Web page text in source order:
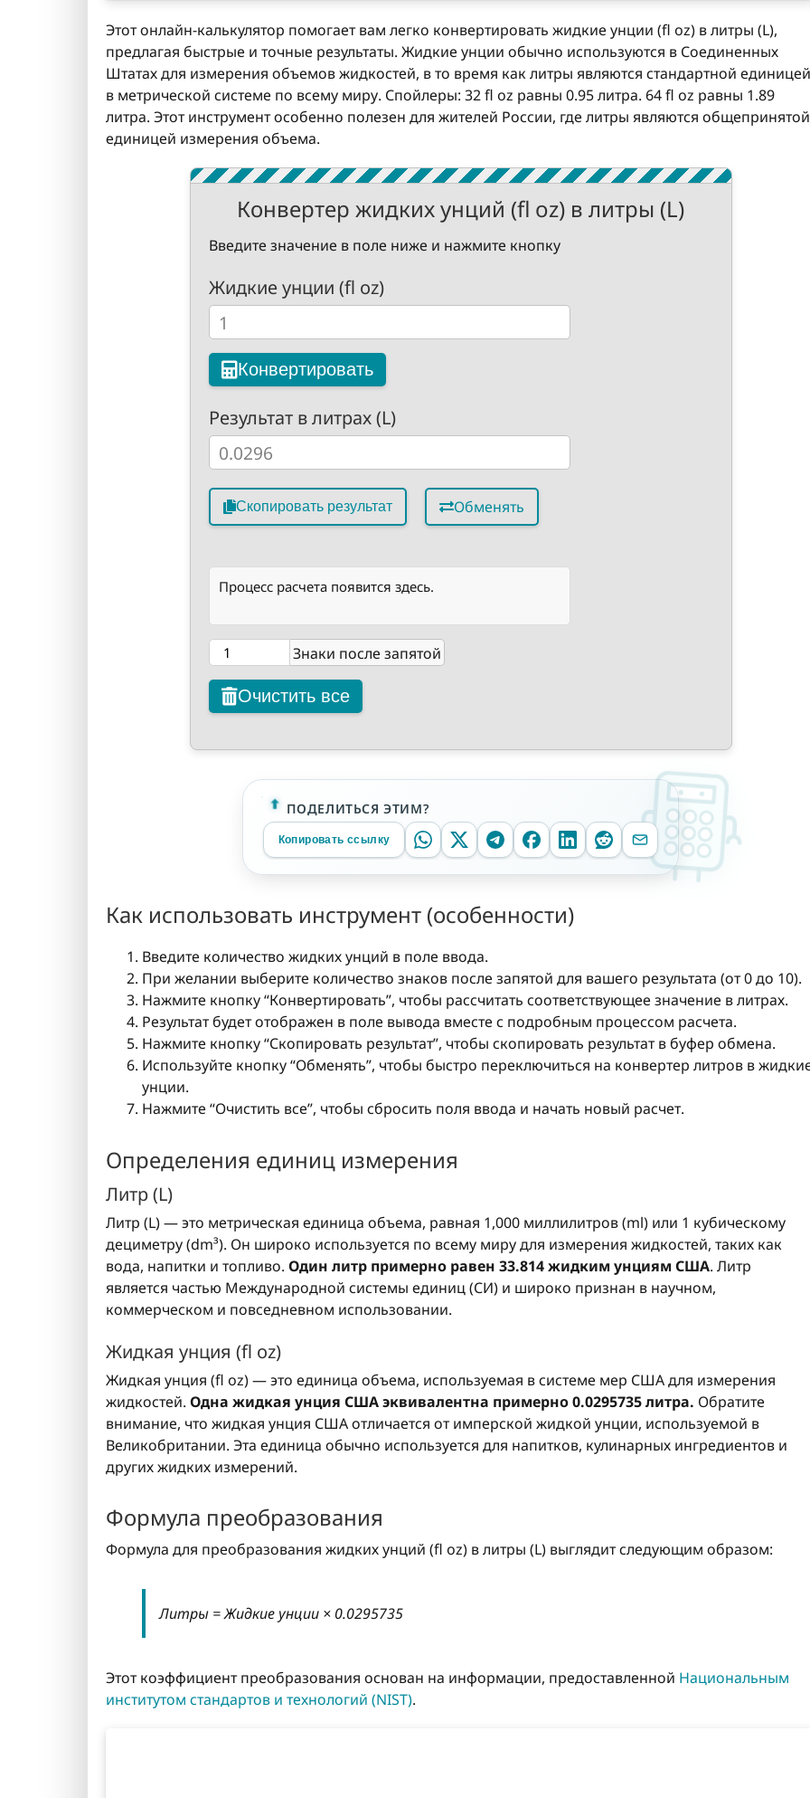
Этот онлайн-калькулятор помогает вам легко конвертировать жидкие унции (fl oz) в литры (L),
предлагая быстрые и точные результаты. Жидкие унции обычно используются в Соединенных
Штатах для измерения объемов жидкостей, в то время как литры являются стандартной единицей
в метрической системе по всему миру. Спойлеры: 32 fl oz равны 0.95 литра. 64 fl oz равны 1.89
литра. Этот инструмент особенно полезен для жителей России, где литры являются общепринятой
единицей измерения объема.
Конвертер жидких унций (fl oz) в литры (L)
Введите значение в поле ниже и нажмите кнопку
Жидкие унции (fl oz)
Конвертировать
Результат в литрах (L)
Скопировать результат Обменять
Процесс расчета появится здесь.
Знаки после запятой
Очистить все
ПОДЕЛИТЬСЯ ЭТИМ?
Копировать ссылку
Как использовать инструмент (особенности)
Введите количество жидких унций в поле ввода.
При желании выберите количество знаков после запятой для вашего результата (от 0 до 10).
Нажмите кнопку “Конвертировать”, чтобы рассчитать соответствующее значение в литрах.
Результат будет отображен в поле вывода вместе с подробным процессом расчета.
Нажмите кнопку “Скопировать результат”, чтобы скопировать результат в буфер обмена.
Используйте кнопку “Обменять”, чтобы быстро переключиться на конвертер литров в
унции.
Нажмите “Очистить все”, чтобы сбросить поля ввода и начать новый расчет.
Определения единиц измерения
Литр (L)
Литр (L) — это метрическая единица объема, равная 1,000 миллилитров (ml) или 1 кубическому
дециметру (dm³). Он широко используется по всему миру для измерения жидкостей, таких как
вода, напитки и топливо. Один литр примерно равен 33.814 жидким унциям США. Литр
является частью Международной системы единиц (СИ) и широко признан в научном,
коммерческом и повседневном использовании.
Жидкая унция (fl oz)
Жидкая унция (fl oz) — это единица объема, используемая в системе мер США для измерения
жидкостей. Одна жидкая унция США эквивалентна примерно 0.0295735 литра. Обратите
внимание, что жидкая унция США отличается от имперской жидкой унции, используемой в
Великобритании. Эта единица обычно используется для напитков, кулинарных ингредиентов и
других жидких измерений.
Формула преобразования
Формула для преобразования жидких унций (fl oz) в литры (L) выглядит следующим образом:
Литры = Жидкие унции × 0.0295735
Этот коэффициент преобразования основан на информации, предоставленной Национальным
институтом стандартов и технологий (NIST).